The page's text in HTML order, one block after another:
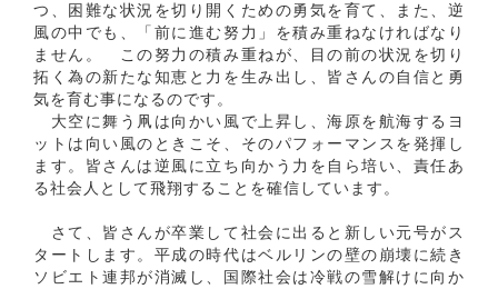
つ、困難な状況を切り開くための勇気を育て、また、逆
風の中でも、「前に進む努力」を積み重ねなければなり
ません。 この努力の積み重ねが、目の前の状況を切り
拓く為の新たな知恵と力を生み出し、皆さんの自信と勇
気を育む事になるのです。
大空に舞う凧は向かい風で上昇し、海原を航海するヨ
ットは向い風のときこそ、そのパフォーマンスを発揮し
ます。皆さんは逆風に立ち向かう力を自ら培い、責任あ
る社会人として飛翔することを確信しています。
さて、皆さんが卒業して社会に出ると新しい元号がス
タートします。平成の時代はベルリンの壁の崩壊に続き
ソビエト連邦が消滅し、国際社会は冷戦の雪解けに向か